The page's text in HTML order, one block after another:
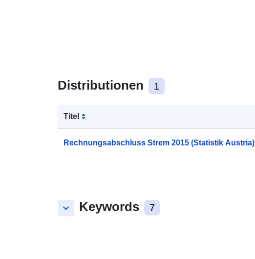
Distributionen 1
Titel
Rechnungsabschluss Strem 2015 (Statistik Austria)
keyboard_arrow_down Keywords 7